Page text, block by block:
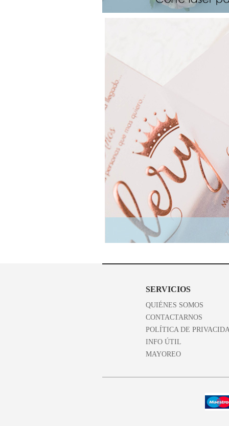
SERVICIOS
QUIÉNES SOMOS
CONTACTARNOS
POLÍTICA DE
INFO ÚTIL
MAYOREO